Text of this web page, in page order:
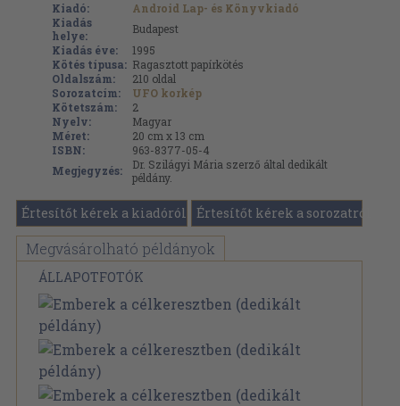
Kiadó:
Android Lap- és Könyvkiadó
Kiadás
helye:
Budapest
Kiadás éve:
1995
Kötés típusa: Ragasztott papírkötés
Oldalszám:
210 oldal
Sorozatcím:
UFO korkép
Kötetszám:
2
Nyelv:
Magyar
Méret:
20 cm x 13 cm
ISBN:
963-8377-05-4
Megjegyzés:
Dr. Szilágyi Mária szerző által dedikált
példány.
Értesítőt kérek a kiadóról Értesítőt kérek a sorozatról
Megvásárolható példányok
ÁLLAPOTFOTÓK